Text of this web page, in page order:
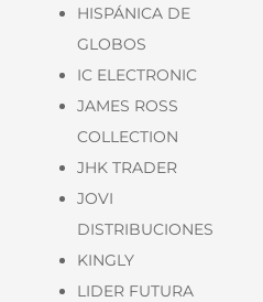
HISPÁNICA DE
GLOBOS
IC ELECTRONIC
JAMES ROSS
COLLECTION
JHK TRADER
JOVI
DISTRIBUCIONES
KINGLY
LIDER FUTURA